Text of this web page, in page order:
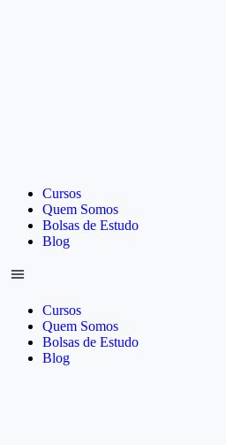
Cursos
Quem Somos
Bolsas de Estudo
Blog
Cursos
Quem Somos
Bolsas de Estudo
Blog